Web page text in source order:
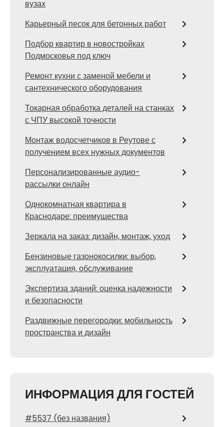
вузах
Карьерный песок для бетонных работ
Подбор квартир в новостройках
Подмосковья под ключ
Ремонт кухни с заменой мебели и
сантехнического оборудования
Токарная обработка деталей на станках
с ЧПУ высокой точности
Монтаж водосчетчиков в Реутове с
получением всех нужных документов
Персонализированные аудио-
рассылки онлайн
Однокомнатная квартира в
Краснодаре: преимущества
Зеркала на заказ: дизайн, монтаж, уход
Бензиновые газонокосилки: выбор,
эксплуатация, обслуживание
Экспертиза зданий: оценка надежности
и безопасности
Раздвижные перегородки: мобильность
пространства и дизайн
ИНФОРМАЦИЯ ДЛЯ ГОСТЕЙ
#5537 (без названия)